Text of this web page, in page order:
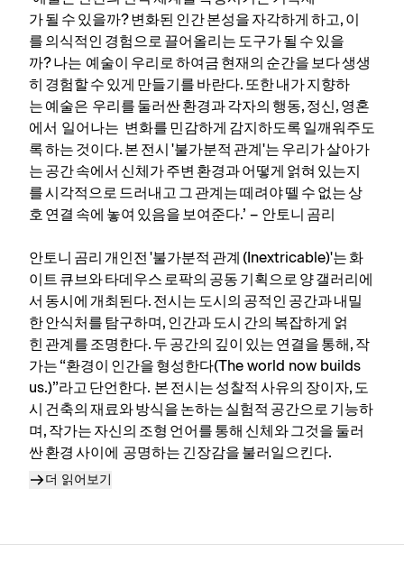
가 될 수 있을까? 변화된 인간 본성을 자각하게 하고, 이
를 의식적인 경험으로 끌어올리는 도구가 될 수 있을
까? 나는 예술이 우리로 하여금 현재의 순간을 보다 생생
히 경험할 수 있게 만들기를 바란다. 또한 내가 지향하
는 예술은 우리를 둘러싼 환경과 각자의 행동, 정신, 영혼
에서 일어나는 변화를 민감하게 감지하도록 일깨워주도
록 하는 것이다. 본 전시 '불가분적 관계'는 우리가 살아가
는 공간 속에서 신체가 주변 환경과 어떻게 얽혀 있는지
를 시각적으로 드러내고 그 관계는 떼려야 뗄 수 없는 상
호 연결 속에 놓여 있음을 보여준다.’ – 안토니 곰리
안토니 곰리 개인전 '불가분적 관계 (Inextricable)'는 화
이트 큐브와 타데우스 로팍의 공동 기획으로 양 갤러리에
서 동시에 개최된다. 전시는 도시의 공적인 공간과 내밀
한 안식처를 탐구하며, 인간과 도시 간의 복잡하게 얽
힌 관계를 조명한다. 두 공간의 깊이 있는 연결을 통해, 작
가는 “환경이 인간을 형성한다(The world now builds
us.)”라고 단언한다. 본 전시는 성찰적 사유의 장이자, 도
시 건축의 재료와 방식을 논하는 실험적 공간으로 기능하
며, 작가는 자신의 조형 언어를 통해 신체와 그것을 둘러
싼 환경 사이에 공명하는 긴장감을 불러일으킨다.
더 읽어보기